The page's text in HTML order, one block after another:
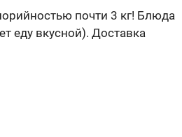
почти 3 кг! Блюда
еду вкусной). Доставка